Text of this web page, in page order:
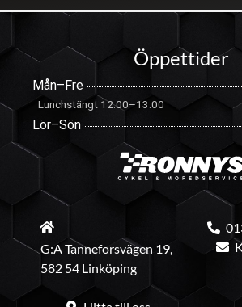
Öppettider
Mån–Fre
Lunchstängt 12:00–13:00
Lör–Sön
G:A Tanneforsvägen 19,
582 54 Linköping